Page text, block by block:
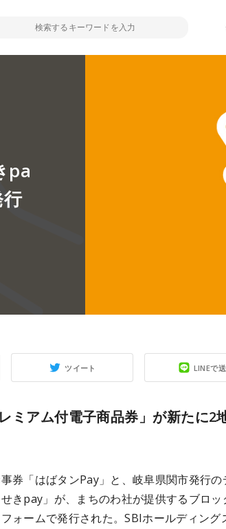
pa
ツイート LINEで
ミアム付電子商品券」が新たに2
券「はばタンPay」と、岐阜県関市発行の
きpay」が、まちのわ社が提供するブロッ
ォームで発行された。SBIホールディング